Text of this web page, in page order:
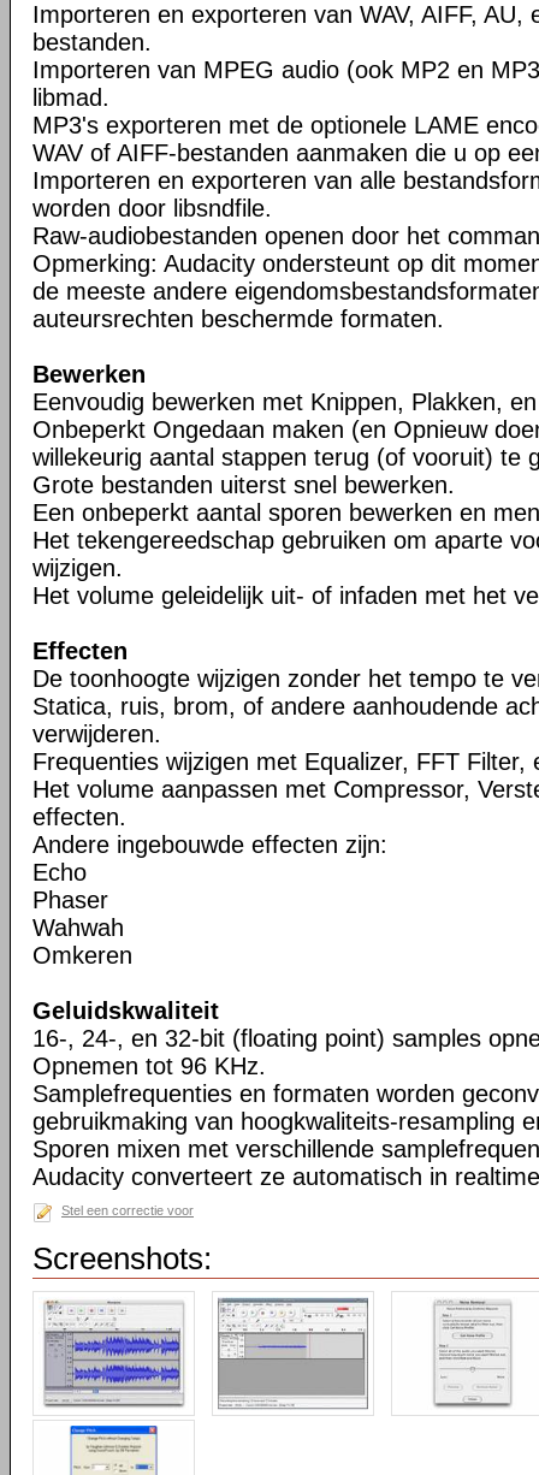
Importeren en exporteren van WAV, AIFF, AU,
bestanden.
Importeren van MPEG audio (ook MP2 en
libmad.
MP3's exporteren met de optionele LAME
WAV of AIFF-bestanden aanmaken die u op
Importeren en exporteren van alle
worden door libsndfile.
Raw-audiobestanden openen door het
Opmerking: Audacity ondersteunt op dit
de meeste andere
auteursrechten beschermde formaten.
Bewerken
Eenvoudig bewerken met Knippen, Plakken,
Onbeperkt Ongedaan maken (en Opnieuw
willekeurig aantal stappen terug (of vooruit) te
Grote bestanden uiterst snel bewerken.
Een onbeperkt aantal sporen bewerken en
Het tekengereedschap gebruiken om aparte
wijzigen.
Het volume geleidelijk uit- of infaden met het
Effecten
De toonhoogte wijzigen zonder het tempo te
Statica, ruis, brom, of andere aanhoudende
verwijderen.
Frequenties wijzigen met Equalizer, FFT
Het volume aanpassen met Compressor,
effecten.
Andere ingebouwde effecten zijn:
Echo
Phaser
Wahwah
Omkeren
Geluidskwaliteit
16-, 24-, en 32-bit (floating point) samples
Opnemen tot 96 KHz.
Samplefrequenties en formaten worden
gebruikmaking van hoogkwaliteits-resampling
Sporen mixen met verschillende
Audacity converteert ze automatisch in
Stel een correctie voor
Screenshots: